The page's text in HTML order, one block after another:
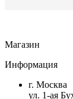
Магазин
Информация
г. Москва
ул. 1-ая